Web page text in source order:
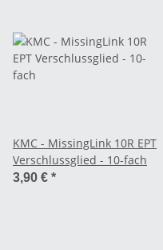
KMC - MissingLink 10R EPT
Verschlussglied - 10-fach
3,90 € *